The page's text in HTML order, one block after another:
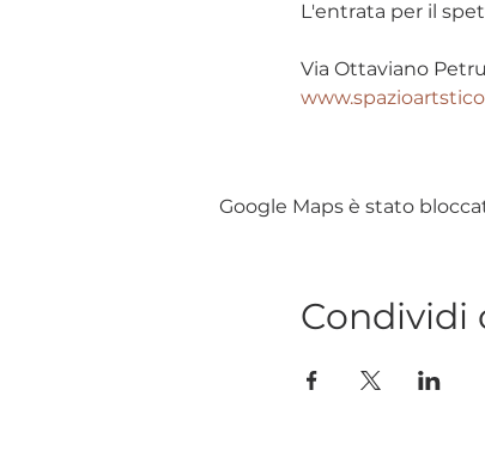
L'entrata per il
Via Ottaviano
Google Maps è stato
Condividi